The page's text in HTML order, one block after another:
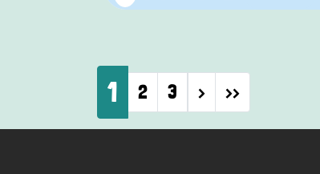
Pagination
1 2 3 ›Next page
››Last page